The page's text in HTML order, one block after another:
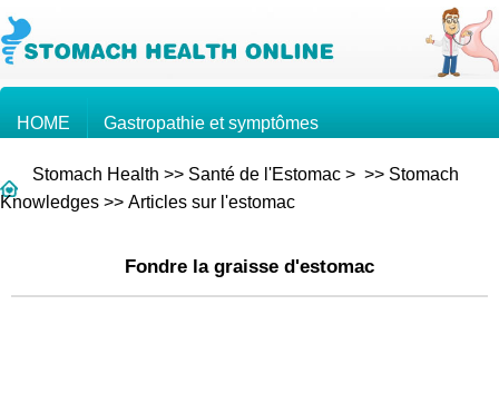
HOME Gastropathie et symptômes
Connaissances sur l'estomac Cancer de l'estomac
Questions et Réponses
Stomach Health >> Santé de l'Estomac > >> Stomach
Knowledges >> Articles sur l'estomac
Fondre la graisse d'estomac